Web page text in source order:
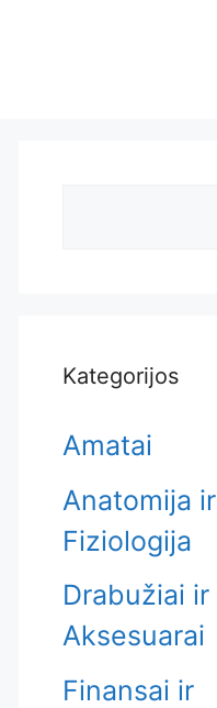
Kategorijos
Amatai
Anatomija ir
Fiziologija
Drabužiai ir
Aksesuarai
Finansai ir